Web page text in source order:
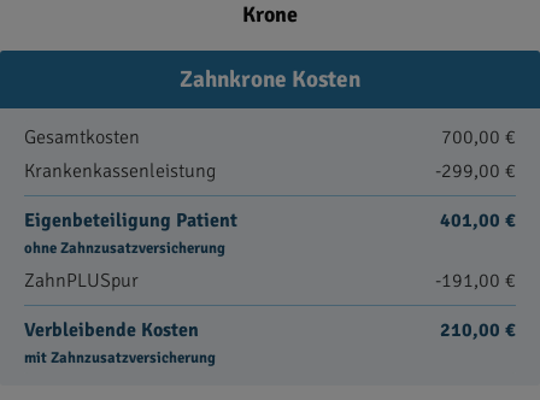
Krone
Zahnkrone Kosten
Gesamtkosten
700,00 €
Krankenkassenleistung
-299,00 €
Eigenbeteiligung Patient
ohne Zahnzusatzversicherung
401,00 €
ZahnPLUSpur -191,00 €
Verbleibende Kosten
mit Zahnzusatzversicherung
210,00 €